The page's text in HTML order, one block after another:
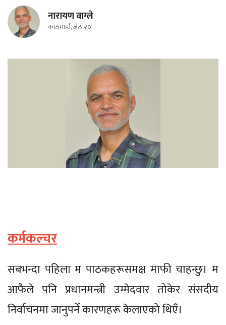
नारायण वाग्ले
काठमाडौं, जेठ २०
कर्मकल्चर
सबभन्दा पहिला म पाठकहरूसमक्ष माफी चाहन्छु। म
आफैले पनि प्रधानमन्त्री उम्मेदवार तोकेर संसदीय
निर्वाचनमा जानुपर्ने कारणहरू केलाएको थिएँ।